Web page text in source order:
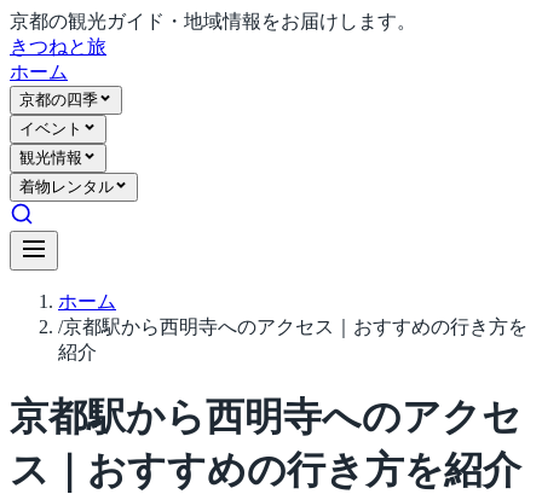
京都の観光ガイド・地域情報をお届けします。
きつねと旅
ホーム
京都の四季
イベント
観光情報
着物レンタル
ホーム
/京都駅から西明寺へのアクセス｜おすすめの行き方を
紹介
京都駅から西明寺へのアクセ
ス｜おすすめの行き方を紹介